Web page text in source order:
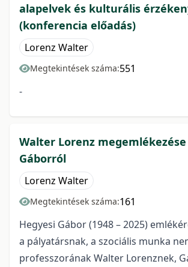
alapelvek és kulturális
(konferencia előadás)
Lorenz Walter
Megtekintések száma:551
-
Walter Lorenz
Gáborról
Lorenz Walter
Megtekintések száma:161
Hegyesi Gábor (1948 – 2025)
a pályatársnak, a szociális munka
professzorának Walter Lorenznek,